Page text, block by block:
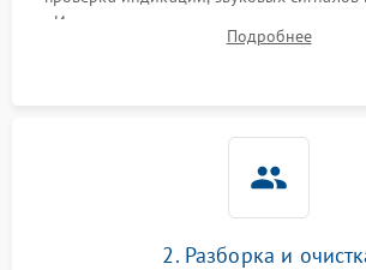
Измерение входного и выходного
реакции ИБП на отключение
Подробнее
2. Разборка и